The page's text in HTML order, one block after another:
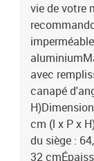
vie de votre
avec
canapé
cm (l x P x
du siège :
32